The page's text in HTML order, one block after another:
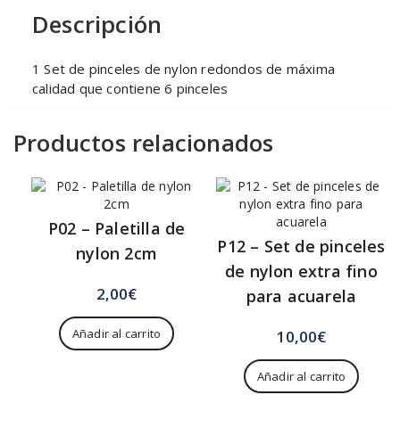
máxima
cantidad
Descripción
1 Set de pinceles de nylon redondos de máxima
calidad que contiene 6 pinceles
Productos relacionados
P02 – Paletilla de
nylon 2cm
2,00€
Añadir al carrito
P12 – Set de pinceles
de nylon extra fino
para acuarela
10,00€
Añadir al carrito